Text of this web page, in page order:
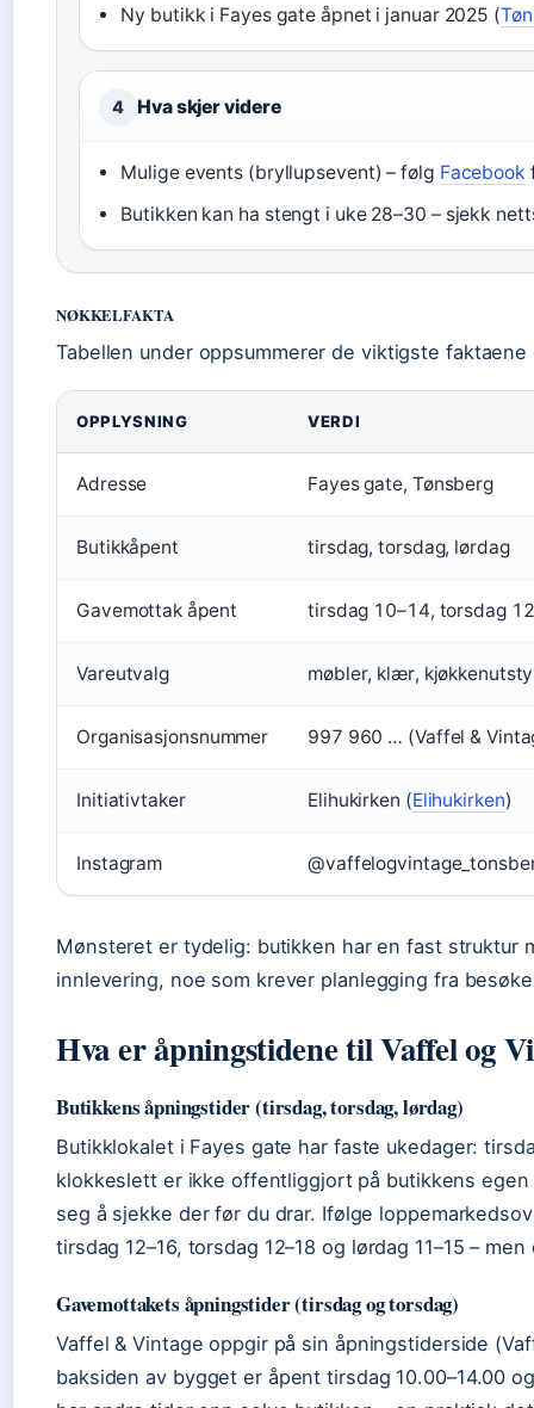
Ny butikk i Fayes gate åpnet i januar 2025 (
4 Hva skjer videre
Mulige events (bryllupsevent) – følg Facebook
Butikken kan ha stengt i uke 28–30 – sjekk
NØKKELFAKTA
Tabellen under oppsummerer de viktigste
OPPLYSNING VERDI
Adresse Fayes gate, Tønsberg
Butikkåpent tirsdag, torsdag, lørdag
Gavemottak åpent tirsdag 10–14, torsdag
Vareutvalg møbler, klær,
Organisasjonsnummer 997 960 … (Vaffel &
Initiativtaker Elihukirken (Elihukirken)
Instagram
Mønsteret er tydelig: butikken har en fast struktur
innlevering, noe som krever planlegging fra
Hva er åpningstidene til Vaffel og
Butikkens åpningstider (tirsdag, torsdag, lørdag)
Butikklokalet i Fayes gate har faste ukedager:
klokkeslett er ikke offentliggjort på butikkens
seg å sjekke der før du drar. Ifølge
tirsdag 12–16, torsdag 12–18 og lørdag 11–15 –
Gavemottakets åpningstider (tirsdag og torsdag)
Vaffel & Vintage oppgir på sin åpningstiderside
baksiden av bygget er åpent tirsdag 10.00–14.00